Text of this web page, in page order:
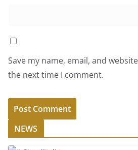
Save my name, email, and
the next time I comment.
NEWS